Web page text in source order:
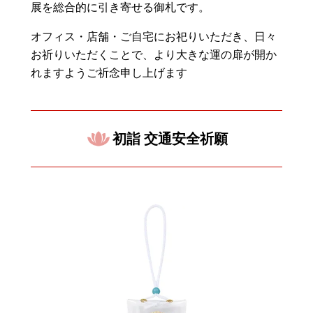
展を総合的に引き寄せる御札です。
オフィス・店舗・ご自宅にお祀りいただき、日々
お祈りいただくことで、より大きな運の扉が開か
れますようご祈念申し上げます
初詣 交通安全祈願